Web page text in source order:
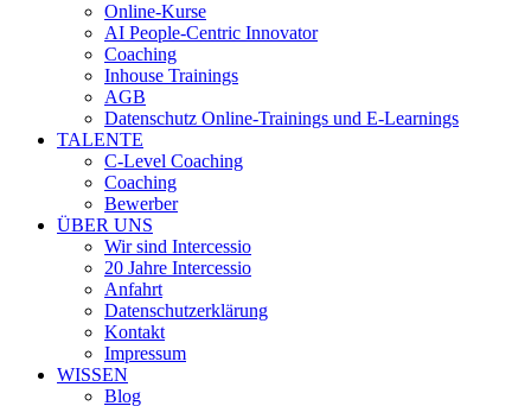
Online-Kurse
AI People-Centric Innovator
Coaching
Inhouse Trainings
AGB
Datenschutz Online-Trainings und E-Learnings
TALENTE
C-Level Coaching
Coaching
Bewerber
ÜBER UNS
Wir sind Intercessio
20 Jahre Intercessio
Anfahrt
Datenschutzerklärung
Kontakt
Impressum
WISSEN
Blog